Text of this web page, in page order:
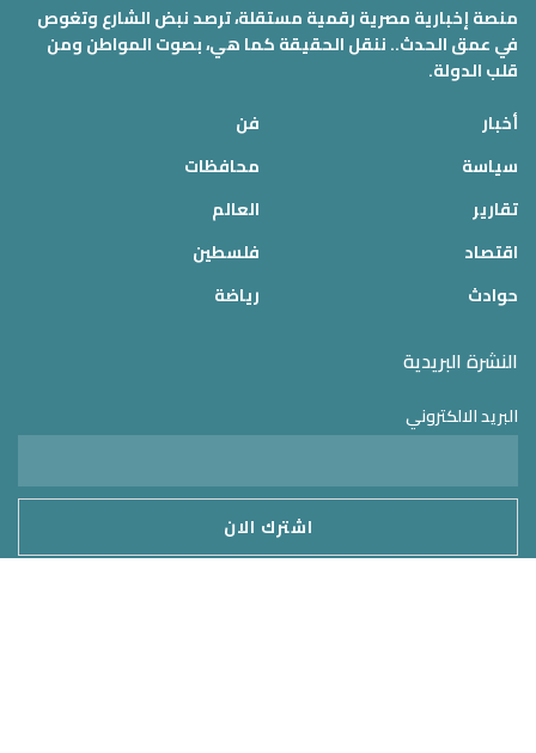
منصة إخبارية مصرية رقمية مستقلة، ترصد نبض الشارع وتغوص
في عمق الحدث.. ننقل الحقيقة كما هي، بصوت المواطن ومن
قلب الدولة.
أخبار
سياسة
تقارير
اقتصاد
حوادث
فن
محافظات
العالم
فلسطين
رياضة
النشرة البريدية
البريد الالكتروني